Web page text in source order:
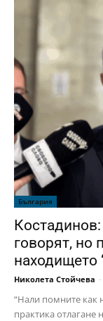
България
говорят, но
находището
Николета Стойчева -
“Нали помните как
практика отлагане